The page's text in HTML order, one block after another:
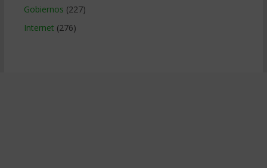
Gobiernos (227)
Internet (276)